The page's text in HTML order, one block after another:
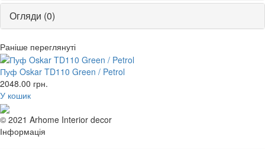
Огляди (0)
Раніше переглянуті
Пуф Oskar TD110 Green / Petrol
2048.00 грн.
У кошик
© 2021 Arhome Interior decor
Інформація